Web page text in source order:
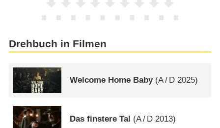
Drehbuch in Filmen
Welcome Home Baby(A/ D 2025)
Das finstere Tal (A/ D 2013)